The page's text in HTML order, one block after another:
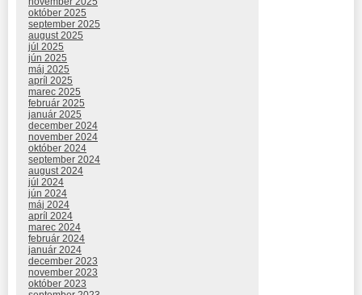
október 2025
september 2025
august 2025
júl 2025
jún 2025
máj 2025
apríl 2025
marec 2025
február 2025
január 2025
december 2024
november 2024
október 2024
september 2024
august 2024
júl 2024
jún 2024
máj 2024
apríl 2024
marec 2024
február 2024
január 2024
december 2023
november 2023
október 2023